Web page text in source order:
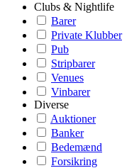
Clubs & Nightlife
Barer
Private Klubber
Pub
Stripbarer
Venues
Vinbarer
Diverse
Auktioner
Banker
Bedemænd
Forsikring